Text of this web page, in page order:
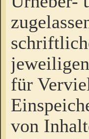
für
von